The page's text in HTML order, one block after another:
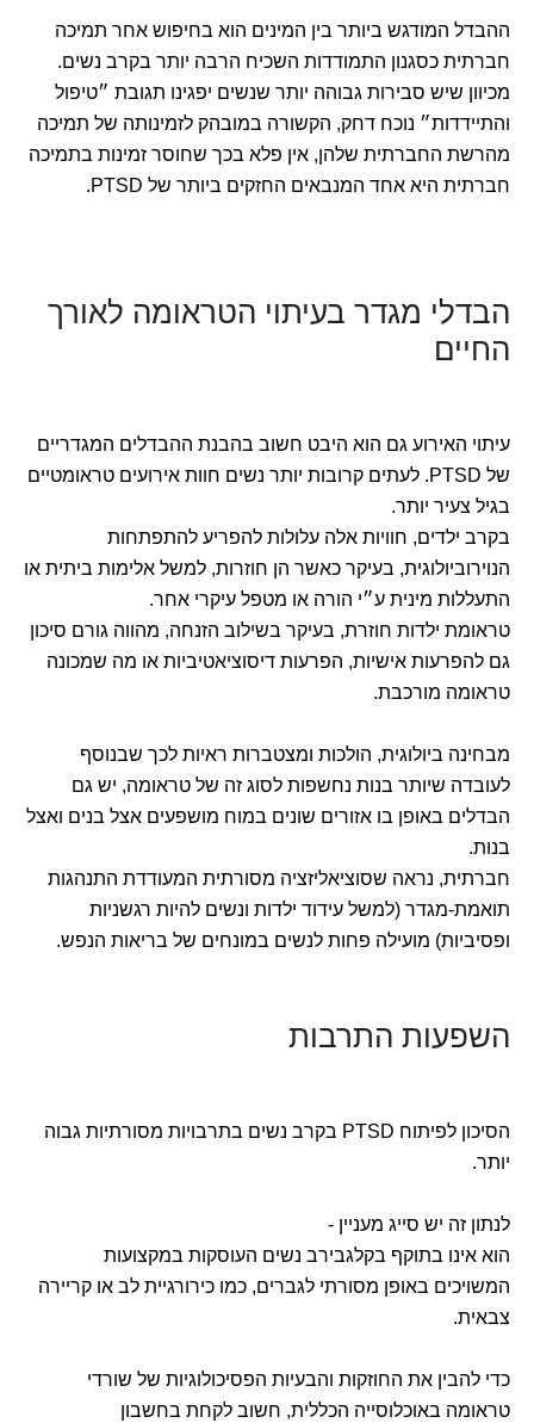
ההבדל המודגש ביותר בין המינים הוא בחיפוש אחר תמיכה
חברתית כסגנון התמודדות השכיח הרבה יותר בקרב נשים.
מכיוון שיש סבירות גבוהה יותר שנשים יפגינו תגובת ״טיפול
והתיידדות״ נוכח דחק, הקשורה במובהק לזמינותה של תמיכה
מהרשת החברתית שלהן, אין פלא בכך שחוסר זמינות בתמיכה
חברתית היא אחד המנבאים החזקים ביותר של PTSD.
הבדלי מגדר בעיתוי הטראומה לאורך
החיים
עיתוי האירוע גם הוא היבט חשוב בהבנת ההבדלים המגדריים
של PTSD. לעתים קרובות יותר נשים חוות אירועים טראומטיים
בגיל צעיר יותר.
בקרב ילדים, חוויות אלה עלולות להפריע להתפתחות
הנוירוביולוגית, בעיקר כאשר הן חוזרות, למשל אלימות ביתית או
התעללות מינית ע״י הורה או מטפל עיקרי אחר.
טראומת ילדות חוזרת, בעיקר בשילוב הזנחה, מהווה גורם סיכון
גם להפרעות אישיות, הפרעות דיסוציאטיביות או מה שמכונה
טראומה מורכבת.
מבחינה ביולוגית, הולכות ומצטברות ראיות לכך שבנוסף
לעובדה שיותר בנות נחשפות לסוג זה של טראומה, יש גם
הבדלים באופן בו אזורים שונים במוח מושפעים אצל בנים ואצל
בנות.
חברתית, נראה שסוציאליזציה מסורתית המעודדת התנהגות
תואמת-מגדר (למשל עידוד ילדות ונשים להיות רגשניות
ופסיביות) מועילה פחות לנשים במונחים של בריאות הנפש.
השפעות התרבות
הסיכון לפיתוח PTSD בקרב נשים בתרבויות מסורתיות גבוה
יותר.
לנתון זה יש סייג מעניין -
הוא אינו בתוקף בקלגבירב נשים העוסקות במקצועות
המשויכים באופן מסורתי לגברים, כמו כירורגיית לב או קריירה
צבאית.
כדי להבין את החוזקות והבעיות הפסיכולוגיות של שורדי
טראומה באוכלוסייה הכללית, חשוב לקחת בחשבון